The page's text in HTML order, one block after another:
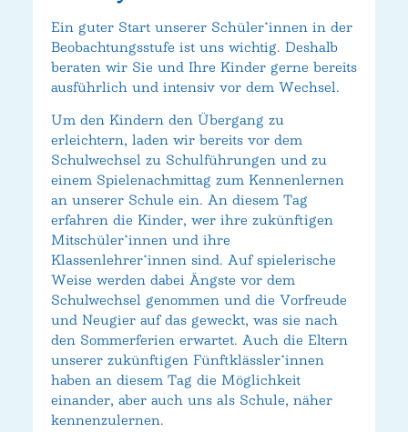
Ein guter Start unserer Schüler*innen in der
Beobachtungsstufe ist uns wichtig. Deshalb
beraten wir Sie und Ihre Kinder gerne bereits
ausführlich und intensiv vor dem Wechsel.
Um den Kindern den Übergang zu
erleichtern, laden wir bereits vor dem
Schulwechsel zu Schulführungen und zu
einem Spielenachmittag zum Kennenlernen
an unserer Schule ein. An diesem Tag
erfahren die Kinder, wer ihre zukünftigen
Mitschüler*innen und ihre
Klassenlehrer*innen sind. Auf spielerische
Weise werden dabei Ängste vor dem
Schulwechsel genommen und die Vorfreude
und Neugier auf das geweckt, was sie nach
den Sommerferien erwartet. Auch die Eltern
unserer zukünftigen Fünftklässler*innen
haben an diesem Tag die Möglichkeit
einander, aber auch uns als Schule, näher
kennenzulernen.